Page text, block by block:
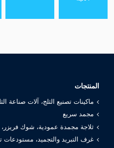
المنتجات
ماكينات تصنيع الثلج، آلات صناعة
مجمد سريع
ثلاجة مجمدة عمودية، شوك فريزر،
غرف التبريد والتجميد، مستودعات